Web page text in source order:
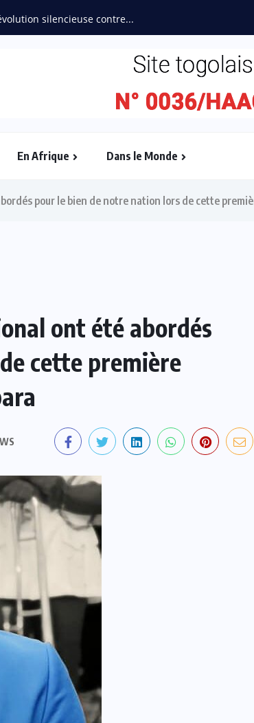
En Afrique Dans le Monde
pour le bien de notre nation lors de cette
ont été abordés
cette première